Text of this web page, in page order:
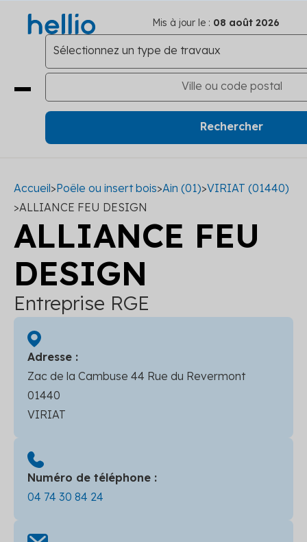
Mis à jour le : 08 août 2026
Accueil>Poêle ou insert bois>Ain (01)>VIRIAT (01440)
>ALLIANCE FEU DESIGN
ALLIANCE FEU
DESIGN
Entreprise RGE
Adresse :
Zac de la Cambuse 44 Rue du Revermont
01440
VIRIAT
Numéro de téléphone :
04 74 30 84 24